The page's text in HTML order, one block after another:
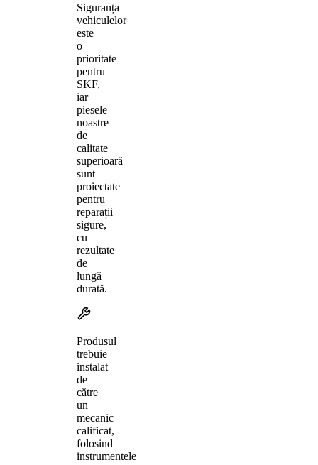
Siguranța
vehiculelor
este
o
prioritate
pentru
SKF,
iar
piesele
noastre
de
calitate
superioară
sunt
proiectate
pentru
reparații
sigure,
cu
rezultate
de
lungă
durată.
Produsul
trebuie
instalat
de
către
un
mecanic
calificat,
folosind
instrumentele